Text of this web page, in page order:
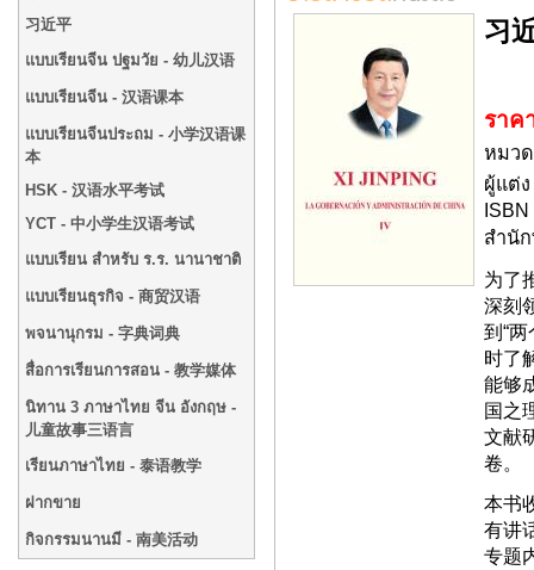
习近平
แบบเรียนจีน ปฐมวัย - 幼儿汉语
แบบเรียนจีน - 汉语课本
แบบเรียนจีนประถม - 小学汉语课
本
HSK - 汉语水平考试
YCT - 中小学生汉语考试
แบบเรียน สำหรับ ร.ร. นานาชาติ
แบบเรียนธุรกิจ - 商贸汉语
พจนานุกรม - 字典词典
สื่อการเรียนการสอน - 教学媒体
นิทาน 3 ภาษาไทย จีน อังกฤษ -
儿童故事三语言
เรียนภาษาไทย - 泰语教学
ฝากขาย
กิจกรรมนานมี - 南美活动
习
ราค
หมว
ผู้แต่ง
ISBN
สำนั
为了
深刻
到“
时了
能够
国之
文献
卷。
本书
有讲
专题